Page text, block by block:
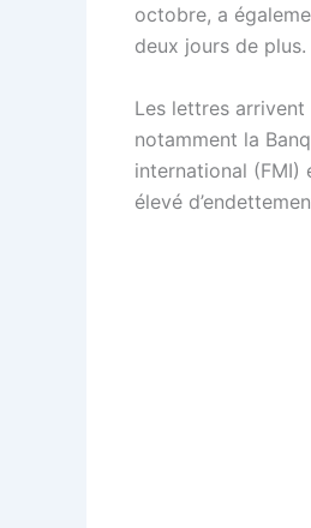
octobre, a
deux jours de plus.
Les lettres arrivent
notamment la
international (FMI)
élevé